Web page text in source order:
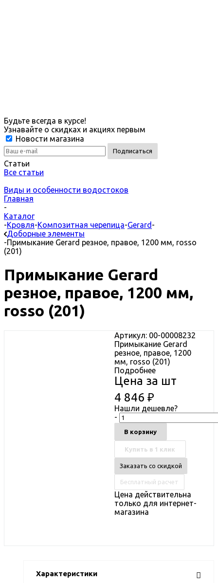
Будьте всегда в курсе!
Узнавайте о скидках и акциях первым
Новости магазина
Статьи
Все статьи
Виды и особенности водостоков
Главная
-
Каталог
-Кровля-Композитная черепица-Gerard -
Доборные элементы
-Примыкание Gerard резное, правое, 1200 мм, rosso
(201)
Примыкание Gerard
резное, правое, 1200 мм,
rosso (201)
Артикул: 00-00008232
Примыкание Gerard
резное, правое, 1200
мм, rosso (201)
Подробнее
Цена за шт
4 846 ₽
Нашли дешевле?
-
В корзину
Купить в 1 клик
Заказать со скидкой
Бесплатный расчет
Цена действительна
только для интернет-
магазина
Характеристики